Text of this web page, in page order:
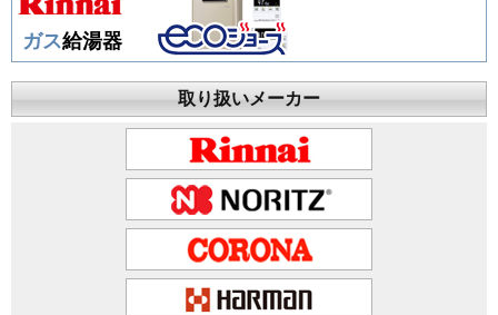
ガス給湯器
取り扱いメーカー